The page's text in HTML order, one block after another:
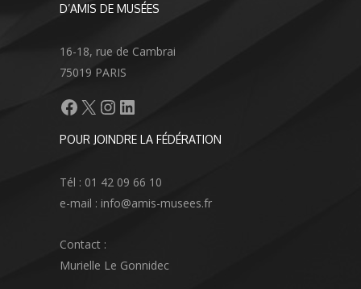
D’AMIS DE MUSÉES
16-18, rue de Cambrai
75019 PARIS
Facebook
X Instagram
LinkedIn
POUR JOINDRE LA FÉDÉRATION
Tél : 01 42 09 66 10
e-mail : info@amis-musees.fr
Contact :
Murielle Le Gonnidec